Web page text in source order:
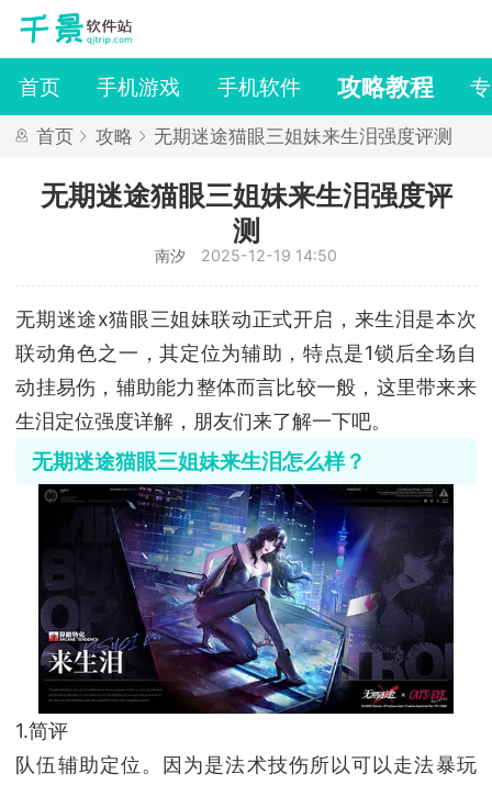
首页 手机游戏 手机软件 攻略教程
首页 攻略 无期迷途猫眼三姐妹来生泪强度评测
无期迷途猫眼三姐妹来生泪强度评
测
南汐 2025-12-19 14:50
无期迷途x猫眼三姐妹联动正式开启，来生泪是本次
联动角色之一，其定位为辅助，特点是1锁后全场自
动挂易伤，辅助能力整体而言比较一般，这里带来来
生泪定位强度详解，朋友们来了解一下吧。
无期迷途猫眼三姐妹来生泪怎么样？
1.简评
队伍辅助定位。因为是法术技伤所以可以走法暴玩